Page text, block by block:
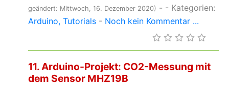
geändert: Mittwoch, 16. Dezember 2020) - - Kategorien:
Arduino Tutorials - Noch kein Kommentar ...
11. Arduino-Projekt: CO2-Messung mit
dem Sensor MHZ19B